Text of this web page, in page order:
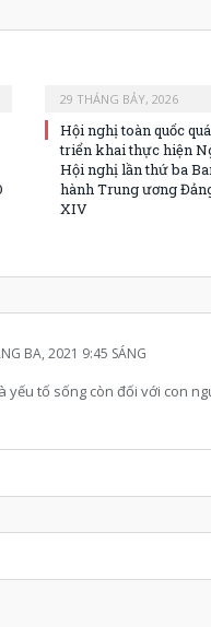
29 THÁNG BẢY, 2026
Hội nghị toàn quốc
triển khai thực hiện
Hội nghị lần thứ ba
hành Trung ương
XIV
BA, 2021 9:45 SÁNG
yếu tố sống còn đối với con